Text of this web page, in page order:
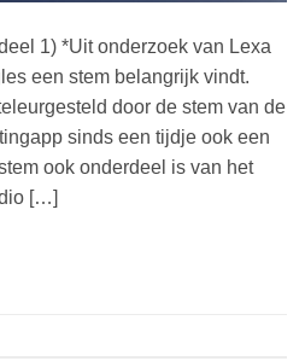
1) *Uit onderzoek van Lexa
een stem belangrijk vindt.
door de stem van de
sinds een tijdje ook een
ook onderdeel is van het
[…]